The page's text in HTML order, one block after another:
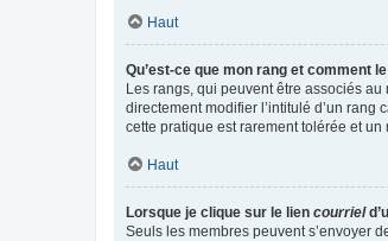
Haut
Qu’est-ce que mon rang et comment
Les rangs, qui peuvent être associés
directement modifier l’intitulé d’un rang
cette pratique est rarement tolérée et
Haut
Lorsque je clique sur le lien courriel
Seuls les membres peuvent s’envoyer